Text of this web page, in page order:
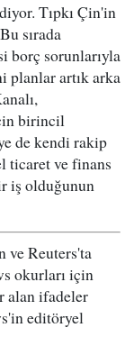
Tıpkı Çin'in
sırada
borç sorunlarıyla
planlar artık arka
birincil
de kendi rakip
ticaret ve finans
iş olduğunun
ve Reuters'ta
okurları için
alan ifadeler
editöryel